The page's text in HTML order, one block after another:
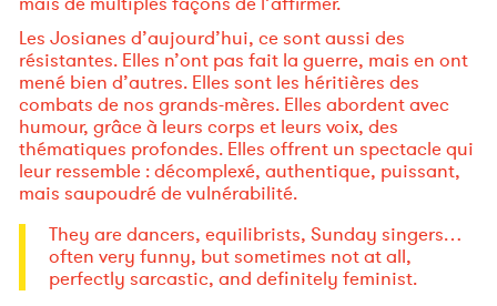
Les Josianes d’aujourd’hui, ce sont aussi des
résistantes. Elles n’ont pas fait la guerre, mais en ont
mené bien d’autres. Elles sont les héritières des
combats de nos grands-mères. Elles abordent avec
humour, grâce à leurs corps et leurs voix, des
thématiques profondes. Elles offrent un spectacle qui
leur ressemble : décomplexé, authentique, puissant,
mais saupoudré de vulnérabilité.
They are dancers, equilibrists, Sunday singers…
often very funny, but sometimes not at all,
perfectly sarcastic, and definitely feminist.